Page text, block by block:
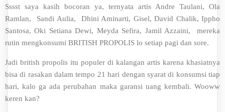
Sssst saya kasih bocoran ya, ternyata artis Andre Taulani, Ola
Ramlan, Sandi Aulia, Dhini Aminarti, Gisel, David Chalik, Ippho
Santosa, Oki Setiana Dewi, Meyda Sefira, Jamil Azzaini, mereka
rutin mengkonsumi BRITISH PROPOLIS lo setiap pagi dan sore.
Jadi british propolis itu populer di kalangan artis karena khasiatnya
bisa di rasakan dalam tempo 21 hari dengan syarat di konsumsi tiap
hari, kalo ga ada perubahan maka garansi uang kembali. Wooww
keren kan?